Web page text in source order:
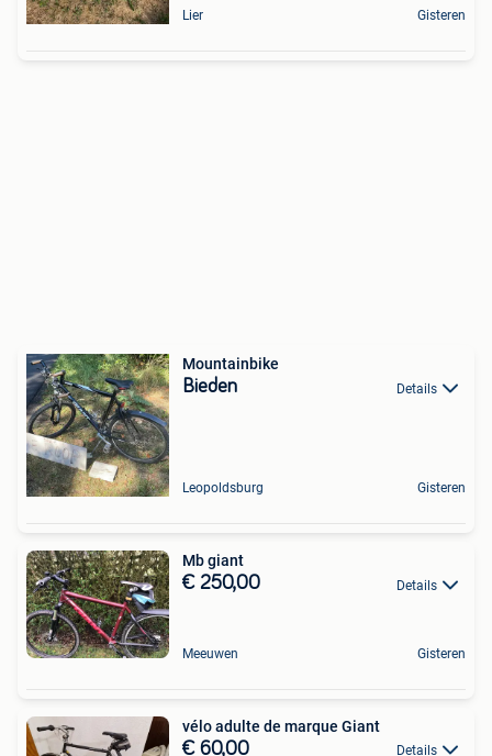
Lier Gisteren
Mountainbike
Bieden Details
Leopoldsburg Gisteren
Mb giant
€ 250,00 Details
Meeuwen Gisteren
vélo adulte de marque Giant
€ 60,00 Details